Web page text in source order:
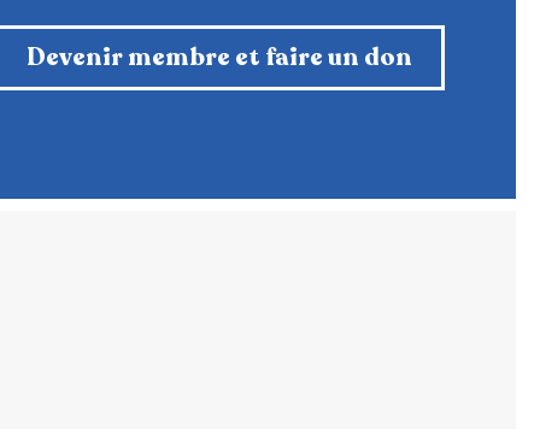
Devenir membre et faire un don